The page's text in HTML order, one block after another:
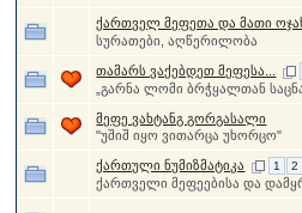
ქართველ მეფეთა და მათი
სურათები, აღწერილობა
თამარს ვაქებდეთ მეფესა...
„გარნა ლომი ბრჭყალთან
მეფე ვახტანგ გორგასალი
"უშიშ იყო ვითარცა უხორცო"
ქართული ნუმიზმატიკა 1 2
ქართველი მეფეებისა და